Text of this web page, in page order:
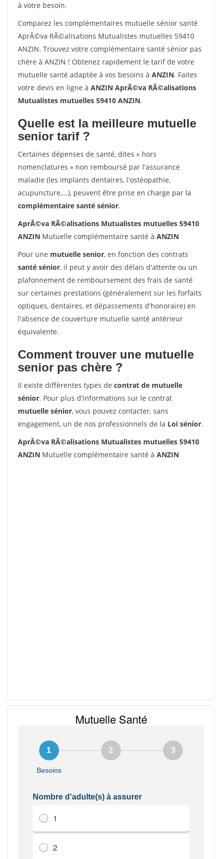
à votre besoin.
Comparez les complémentaires mutuelle sénior santé
AprÃ©va RÃ©alisations Mutualistes mutuelles 59410
ANZIN. Trouvez votre complémentaire santé sénior pas
chère à ANZIN ! Obtenez rapidement le tarif de votre
mutuelle santé adaptée à vos besoins à ANZIN. Faites
votre devis en ligne à ANZIN AprÃ©va RÃ©alisations
Mutualistes mutuelles 59410 ANZIN.
Quelle est la meilleure mutuelle
senior tarif ?
Certaines dépenses de santé, dites « hors
nomenclatures » non remboursé par l'assurance
maladie (les implants dentaires, l'ostéopathie,
acupuncture,...), peuvent être prise en charge par la
complémentaire santé sénior.
AprÃ©va RÃ©alisations Mutualistes mutuelles 59410
ANZIN Mutuelle complémentaire santé à ANZIN
Pour une mutuelle senior, en fonction des contrats
santé sénior, il peut y avoir des délais d'attente ou un
plafonnement de remboursement des frais de santé
sur certaines prestations (généralement sur les forfaits
optiques, dentaires, et dépassements d'honoraire) en
l'absence de couverture mutuelle santé antérieur
équivalente.
Comment trouver une mutuelle
senior pas chère ?
Il existe différentes types de contrat de mutuelle
sénior. Pour plus d'informations sur le contrat
mutuelle sénior, vous pouvez contacter, sans
engagement, un de nos professionnels de la Loi sénior.
AprÃ©va RÃ©alisations Mutualistes mutuelles 59410
ANZIN Mutuelle complémentaire santé à ANZIN